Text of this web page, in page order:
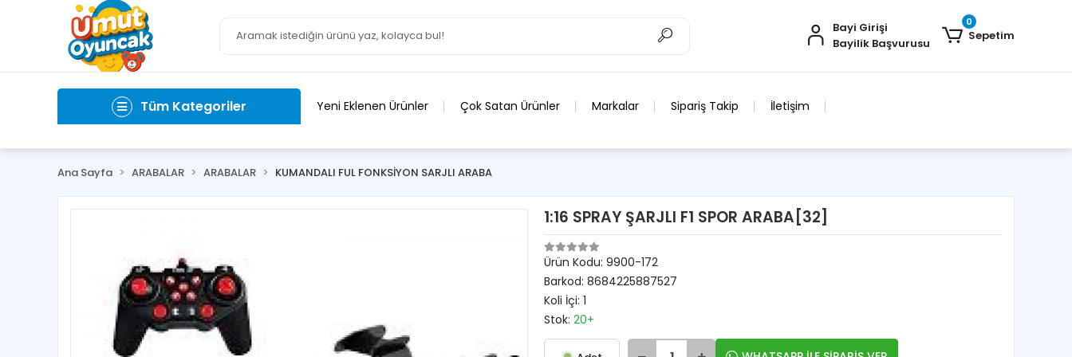
Bayi Girişi
Bayilik Başvurusu
0
Sepetim
Tüm Kategoriler Yeni Eklenen Ürünler Çok Satan Ürünler Markalar Sipariş Takip İletişim
Ana Sayfa ARABALAR ARABALAR KUMANDALI FUL FONKSİYON SARJLI ARABA
1:16 SPRAY ŞARJLI F1 SPOR ARABA[32]
Ürün Kodu: 9900-172
Barkod: 8684225887527
Koli İçi: 1
Stok: 20+